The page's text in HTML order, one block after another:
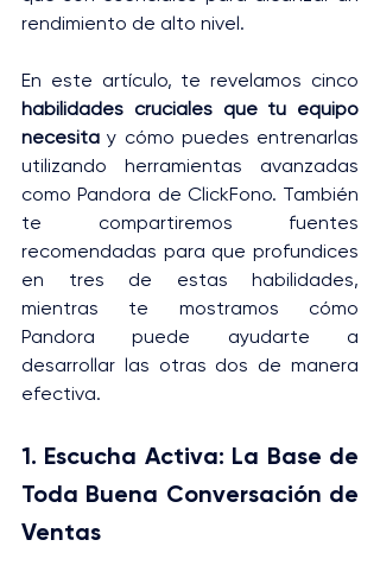
rendimiento de alto nivel.
habilidades cruciales que tu equipo
necesita y cómo puedes entrenarlas
utilizando herramientas avanzadas
como Pandora de ClickFono. También
te compartiremos fuentes
recomendadas para que profundices
en tres de estas habilidades,
mientras te mostramos cómo
Pandora puede ayudarte a
desarrollar las otras dos de manera
efectiva.
1. Escucha Activa: La Base de
Toda Buena Conversación de
Ventas